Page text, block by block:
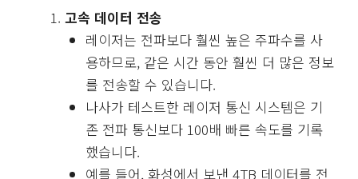
고속 데이터 전송
레이저는 전파보다 훨씬 높은 주파수를 사
용하므로, 같은 시간 동안 훨씬 더 많은 정보
를 전송할 수 있습니다.
나사가 테스트한 레이저 통신 시스템은 기
존 전파 통신보다 100배 빠른 속도를 기록
했습니다.
예를 들어, 화성에서 보낸 4TB 데이터를 전